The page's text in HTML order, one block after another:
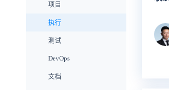
项目
执行
测试
DevOps
文档